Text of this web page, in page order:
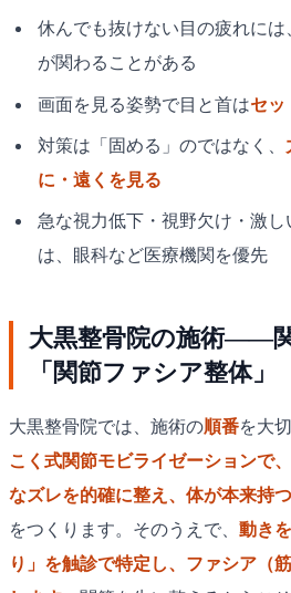
休んでも抜けない目の疲れには
が関わることがある
画面を見る姿勢で目と首はセッ
対策は「固める」のではなく、
に・遠くを見る
急な視力低下・視野欠け・激
は、眼科など医療機関を優先
大黒整骨院の施術——
「関節ファシア整体」
大黒整骨院では、施術の順番を大
こく式関節モビライゼーションで
なズレを的確に整え、体が本来持
をつくります。そのうえで、 動き
り」を触診で特定し、ファシア（